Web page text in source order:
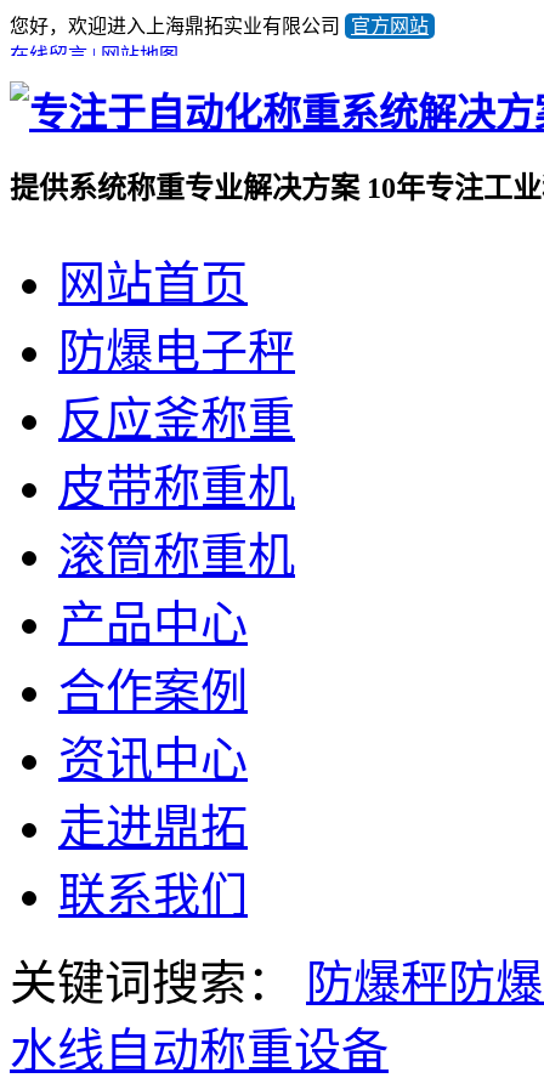
您好，欢迎进入上海鼎拓实业有限公司
官方网站
在线留言 | 网站地图
提供系统称重专业解决方案 10年专注工
021-57676453
产品顾问蒋小姐
网站首页
防爆电子秤
反应釜称重
皮带称重机
滚筒称重机
产品中心
合作案例
资讯中心
走进鼎拓
联系我们
关键词搜索：
防爆秤防
水线自动称重设备